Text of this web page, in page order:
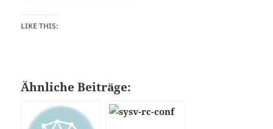
LIKE THIS:
Ähnliche Beiträge: